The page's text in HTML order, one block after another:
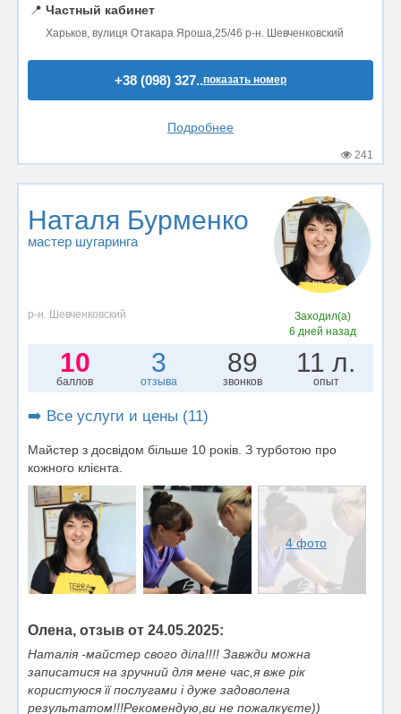
📍 Частный кабинет
Харьков, вулиця Отакара Яроша,25/46 р-н. Шевченковский
+38 (098) 327..показать номер
Подробнее
241
Наталя Бурменко
мастер шугаринга
р-н. Шевченковский
Заходил(а)
6 дней назад
10
баллов
3
отзыва
89
звонков
11 л.
опыт
➡️ Все услуги и цены (11)
Майстер з досвідом більше 10 років. З турботою про
кожного клієнта.
4 фото
Олена, отзыв от 24.05.2025:
Наталія -майстер свого діла!!!! Завжди можна
записатися на зручний для мене час,я вже рік
користуюся її послугами і дуже задоволена
результатом!!!Рекомендую,ви не пожалкуєте))